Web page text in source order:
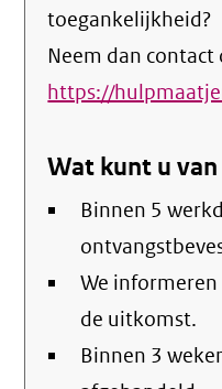
toegankelijkheid?
Neem dan contact
https://
Wat kunt u
Binnen 5
We
de uitkomst.
Binnen 3